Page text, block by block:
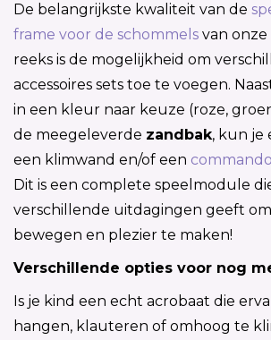
De belangrijkste kwaliteit van de
frame voor de schommels van onze
reeks is de mogelijkheid om
accessoires sets toe te voegen.
in een kleur naar keuze (roze,
de meegeleverde zandbak, kun je
een klimwand en/of een
Dit is een complete speelmodule
verschillende uitdagingen geeft
bewegen en plezier te maken!
Verschillende opties voor nog
Is je kind een echt acrobaat die
hangen, klauteren of omhoog te